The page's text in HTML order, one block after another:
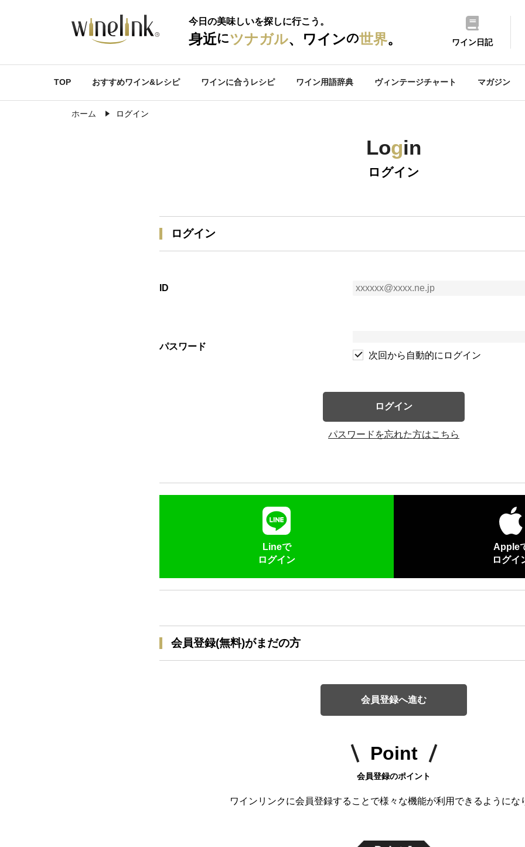
今日の美味しいを探しに行こう。
身近にツナガル、ワインの世界。 ワイン日記
TOP おすすめワイン&レシピ ワインに合うレシピ ワイン用語辞典 ヴィンテージチャート マガジン
ホーム ログイン
Login
ログイン
ログイン
ID
パスワード
次回から自動的にログイン
ログイン
パスワードを忘れた方はこちら
Lineで
ログイン
Apple
ログイ
会員登録(無料)がまだの方
会員登録へ進む
Point
会員登録のポイント
ワインリンクに会員登録することで様々な機能が利用できるようにな